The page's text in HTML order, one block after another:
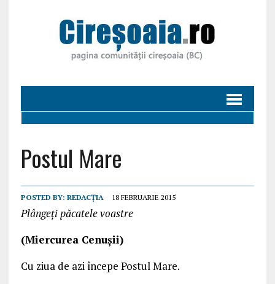
Postul Mare
POSTED BY: REDACȚIA 18 FEBRUARIE 2015
Plângeţi păcatele voastre
(Miercurea Cenuşii)
Cu ziua de azi începe Postul Mare.